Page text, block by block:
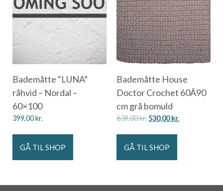
Bademåtte “LUNA”
råhvid – Nordal –
60×100
399,00kr.
GÅ TIL SHOP
Bademåtte House
Doctor Crochet 60Ã90
cm grå bomuld
639,00kr. 530,00kr.
GÅ TIL SHOP